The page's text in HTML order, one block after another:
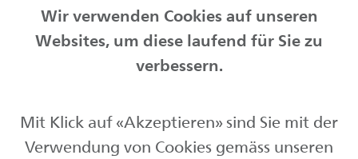
finden Sie untersgkb.ch/datenschutz.
Senden
Wir verwenden Cookies auf unseren
Websites, um diese laufend für Sie zu
verbessern.
Mit Klick auf «Akzeptieren» sind Sie mit der
Verwendung von Cookies gemäss unseren